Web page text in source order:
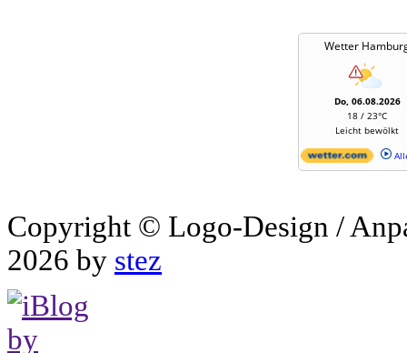
Wetter
Do, 06.08.2026
18 / 23°C
Leicht bewölkt
Copyright © Logo-Design /
2026 by stez